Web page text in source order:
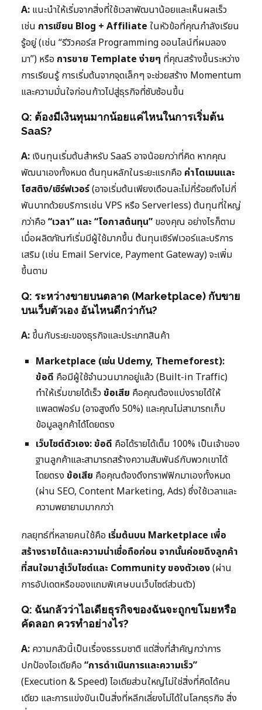
A: แนะนำให้เริ่มจากสิ่งที่ใช้เวลาพัฒนาน้อยและเห็นผลเร็ว
เช่น การเขียน Blog + Affiliate ในหัวข้อที่คุณกำลังเรียน
รู้อยู่ (เช่น “รีวิวคอร์ส Programming ออนไลน์ที่ผมลอง
มา”) หรือ การขาย Template ง่ายๆ ที่คุณสร้างขึ้นระหว่าง
การเรียนรู้ การเริ่มต้นจากจุดเล็กๆ จะช่วยสร้าง Momentum
และความมั่นใจก่อนก้าวไปสู่ธุรกิจที่ซับซ้อนขึ้น
Q: ต้องมีเงินทุนมากน้อยแค่ไหนในการเริ่มต้น
SaaS?
A: เงินทุนเริ่มต้นสำหรับ SaaS อาจน้อยกว่าที่คิด หากคุณ
พัฒนาเองทั้งหมด ต้นทุนหลักในระยะแรกคือ ค่าโดเมนและ
โฮสติง/เซิร์ฟเวอร์(อาจเริ่มต้นเพียงเดือนละไม่กี่ร้อยถึงไม่กี่
พันบาทด้วยบริการเช่น VPS หรือ Serverless) ต้นทุนที่ใหญ่
กว่าคือ “เวลา” และ “โอกาสต้นทุน” ของคุณ อย่างไรก็ตาม
เมื่อผลิตภัณฑ์เริ่มมีผู้ใช้มากขึ้น ต้นทุนเซิร์ฟเวอร์และบริการ
เสริม (เช่น Email Service, Payment Gateway) จะเพิ่ม
ขึ้นตาม
Q: ระหว่างขายบนตลาด (Marketplace) กับขาย
บนเว็บตัวเอง อันไหนดีกว่ากัน?
A: ขึ้นกับระยะของธุรกิจและประเภทสินค้า
Marketplace (เช่น Udemy, Themeforest):
ข้อดี คือมีผู้ใช้จำนวนมากอยู่แล้ว (Built-in Traffic)
ทำให้เริ่มขายได้เร็ว ข้อเสีย คือคุณต้องแบ่งรายได้ให้
แพลตฟอร์ม (อาจสูงถึง 50%) และคุณไม่สามารถเก็บ
ข้อมูลลูกค้าได้โดยตรง
เว็บไซต์ตัวเอง:ข้อดี คือได้รายได้เต็ม 100% เป็นเจ้าของ
ฐานลูกค้าและสามารถสร้างความสัมพันธ์กับพวกเขาได้
โดยตรง ข้อเสีย คือคุณต้องดึงทราฟฟิกมาเองทั้งหมด
(ผ่าน SEO, Content Marketing, Ads) ซึ่งใช้เวลาและ
ความพยายามมากกว่า
กลยุทธ์ที่หลายคนใช้คือ เริ่มต้นบน Marketplace เพื่อ
สร้างรายได้และความน่าเชื่อถือก่อน จากนั้นค่อยดึงลูกค้า
ที่สนใจมาสู่เว็บไซต์และ Community ของตัวเอง(ผ่าน
การอัปเดตหรือของแถมพิเศษบนเว็บไซต์ส่วนตัว)
Q: ฉันกลัวว่าไอเดียธุรกิจของฉันจะถูกขโมยหรือ
คัดลอก ควรทำอย่างไร?
A: ความกลัวนี้เป็นเรื่องธรรมชาติ แต่สิ่งที่สำคัญกว่าการ
ปกป้องไอเดียคือ “การดำเนินการและความเร็ว”
(Execution & Speed) ไอเดียส่วนใหญ่ไม่ใช่สิ่งที่คิดได้คน
เดียว และการแข่งขันเป็นสิ่งที่หลีกเลี่ยงไม่ได้ในโลกธุรกิจ สิ่ง